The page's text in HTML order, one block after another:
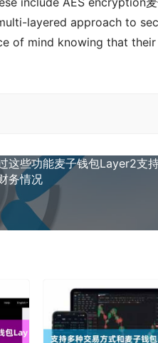
layered approach to
of mind knowing that their
这些功能麦子钱包Layer2支
务情况